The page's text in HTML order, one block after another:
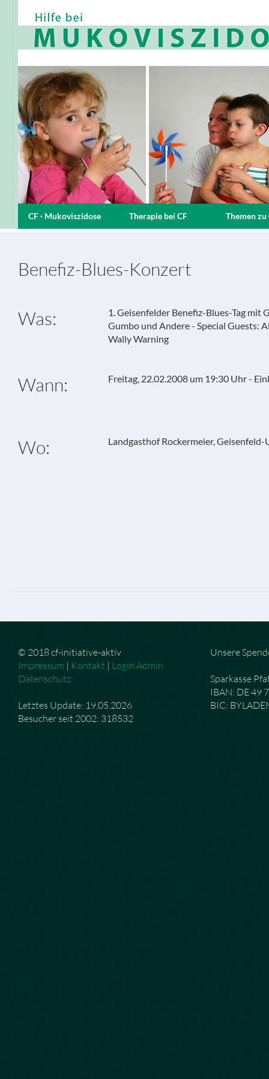
CF · Mukoviszidose Therapie bei CF Themen zu
Benefiz-Blues-Konzert
Was:
1. Geisenfelder Benefiz-Blues-Tag mit
Gumbo und Andere - Special Guests:
Wally Warning
Wann: Freitag, 22.02.2008 um 19:30 Uhr -
Wo: Landgasthof Rockermeier,
© 2018 cf-initiative-aktiv
Impressum | Kontakt | Login Admin
Datenschutz
Letztes Update: 19.05.2026
Besucher seit 2002: 318532
Unsere
Sparkasse
IBAN: DE 49
BIC: